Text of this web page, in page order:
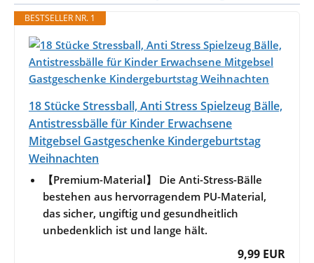
BESTSELLER NR. 1
18 Stücke Stressball, Anti Stress Spielzeug Bälle,
Antistressbälle für Kinder Erwachsene
Mitgebsel Gastgeschenke Kindergeburtstag
Weihnachten
【Premium-Material】 Die Anti-Stress-Bälle
bestehen aus hervorragendem PU-Material,
das sicher, ungiftig und gesundheitlich
unbedenklich ist und lange hält.
9,99 EUR